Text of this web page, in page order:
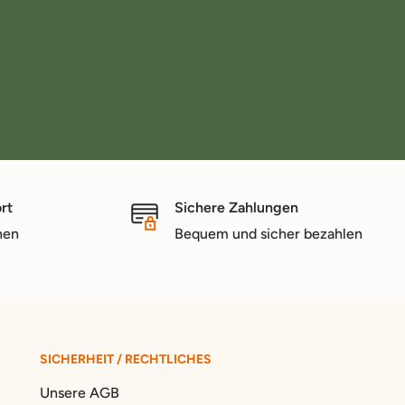
Sichere Zahlungen
Bequem und sicher bezahlen
SICHERHEIT / RECHTLICHES
Unsere AGB